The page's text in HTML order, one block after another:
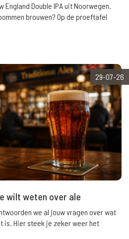
England Double IPA uit Noorwegen.
brouwen? Op de proeftafel
29-07-26
wilt weten over ale
we al jouw vragen over wat
is. Hier steek je zeker weer het